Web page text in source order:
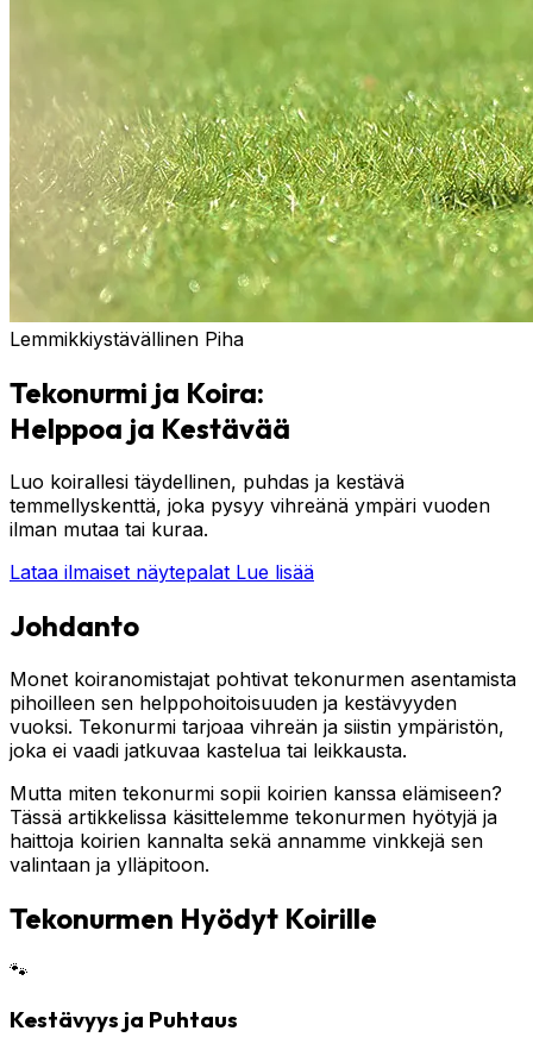
Lemmikkiystävällinen Piha
Tekonurmi ja Koira:
Helppoa ja Kestävää
Luo koirallesi täydellinen, puhdas ja kestävä
temmellyskenttä, joka pysyy vihreänä ympäri vuoden
ilman mutaa tai kuraa.
Lataa ilmaiset näytepalat Lue lisää
Johdanto
Monet koiranomistajat pohtivat tekonurmen asentamista
pihoilleen sen helppohoitoisuuden ja kestävyyden
vuoksi. Tekonurmi tarjoaa vihreän ja siistin ympäristön,
joka ei vaadi jatkuvaa kastelua tai leikkausta.
Mutta miten tekonurmi sopii koirien kanssa elämiseen?
Tässä artikkelissa käsittelemme tekonurmen hyötyjä ja
haittoja koirien kannalta sekä annamme vinkkejä sen
valintaan ja ylläpitoon.
Tekonurmen Hyödyt Koirille
🐾
Kestävyys ja Puhtaus